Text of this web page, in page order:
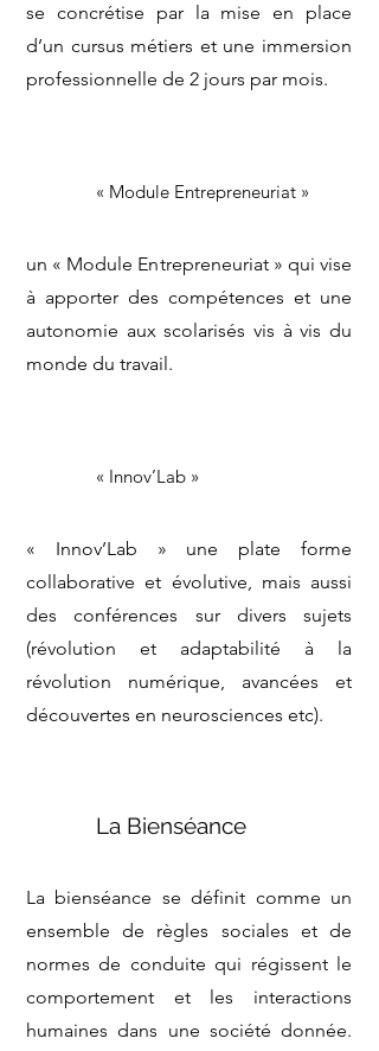
se concrétise par la mise en place
d’un cursus métiers et une immersion
professionnelle de 2 jours par mois.
« Module Entrepreneuriat »
un « Module Entrepreneuriat » qui vise
à apporter des compétences et une
autonomie aux scolarisés vis à vis du
monde du travail.
« Innov’Lab »
« Innov’Lab » une plate forme
collaborative et évolutive, mais aussi
des conférences sur divers sujets
(révolution et adaptabilité à la
révolution numérique, avancées et
découvertes en neurosciences etc).
La Bienséance
La bienséance se définit comme un
ensemble de règles sociales et de
normes de conduite qui régissent le
comportement et les interactions
humaines dans une société donnée.